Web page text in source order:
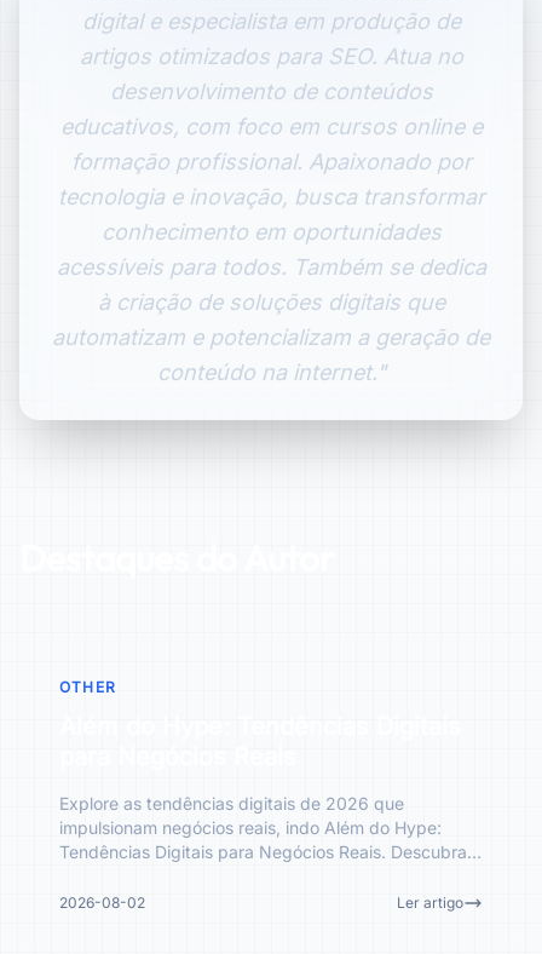
digital e especialista em produção de
artigos otimizados para SEO. Atua no
desenvolvimento de conteúdos
educativos, com foco em cursos online e
formação profissional. Apaixonado por
tecnologia e inovação, busca transformar
conhecimento em oportunidades
acessíveis para todos. Também se dedica
à criação de soluções digitais que
automatizam e potencializam a geração de
conteúdo na internet."
OTHER
Explore as tendências digitais de 2026 que
impulsionam negócios reais, indo Além do Hype:
Tendências Digitais para Negócios Reais. Descubra
2026-08-02 Ler artigo